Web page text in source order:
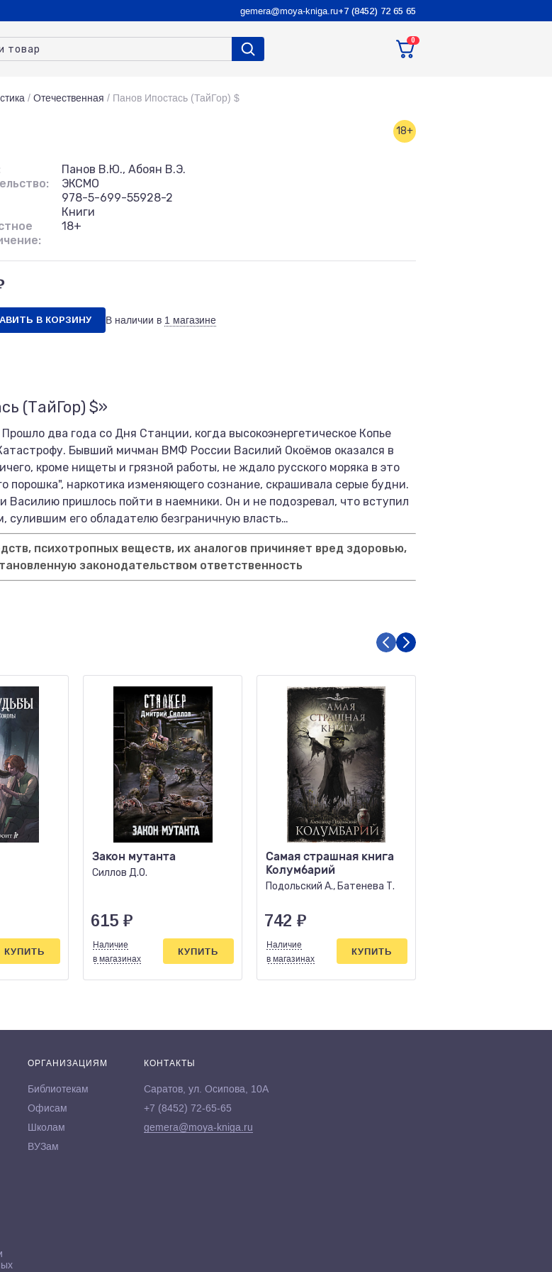
gemera@moya-kniga.ru+7 (8452) 72 65 65
0
/ Отечественная / Панов Ипостась (ТайГор) $
18+
Панов В.Ю., Абоян В.Э.
ЭКСМО
978-5-699-55928-2
Книги
18+
В КОРЗИНУ В наличии в 1 магазине
(ТайГор) $»
два года со Дня Станции, когда высокоэнергетическое Копье
Бывший мичман ВМФ России Василий Окоёмов оказался в
кроме нищеты и грязной работы, не ждало русского моряка в это
порошка", наркотика изменяющего сознание, скрашивала серые будни.
Василию пришлось пойти в наемники. Он и не подозревал, что вступил
сулившим его обладателю безграничную власть…
психотропных веществ, их аналогов причиняет вред здоровью,
законодательством ответственность
КУПИТЬ
Закон мутанта
Силлов Д.О.
615 ₽
Наличие
в магазинах
КУПИТЬ
Самая страшная книга
Колумбарий
Подольский А., Батенева Т.
742 ₽
Наличие
в магазинах
КУПИТЬ
ОРГАНИЗАЦИЯМ
Библиотекам
Офисам
Школам
ВУЗам
КОНТАКТЫ
Саратов, ул. Осипова, 10А
+7 (8452) 72-65-65
gemera@moya-kniga.ru